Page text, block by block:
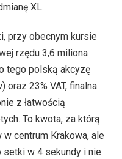
XL.
przy obecnym kursie
rzędu 3,6 miliona
tego polską akcyzę
23% VAT, finalna
z łatwością
To kwota, za którą
centrum Krakowa, ale
w 4 sekundy i nie